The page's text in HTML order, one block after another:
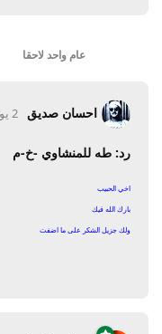
عام واحد لاحقا
احسان صديق 2 يوليو 2009
رد: طه للمنشاوي -خ-م
اخي الحبيب
بارك الله فيك
ولك جزيل الشكر على ما اضفت